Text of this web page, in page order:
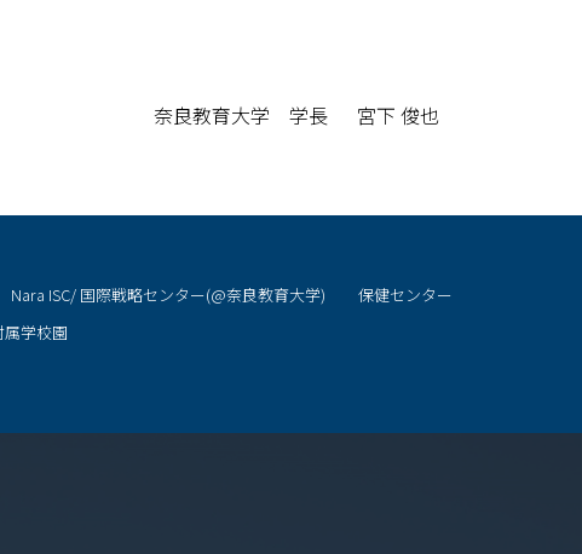
奈良教育大学 学長 宮下 俊也
Nara ISC/ 国際戦略センター(@奈良教育大学)
保健センター
属学校園